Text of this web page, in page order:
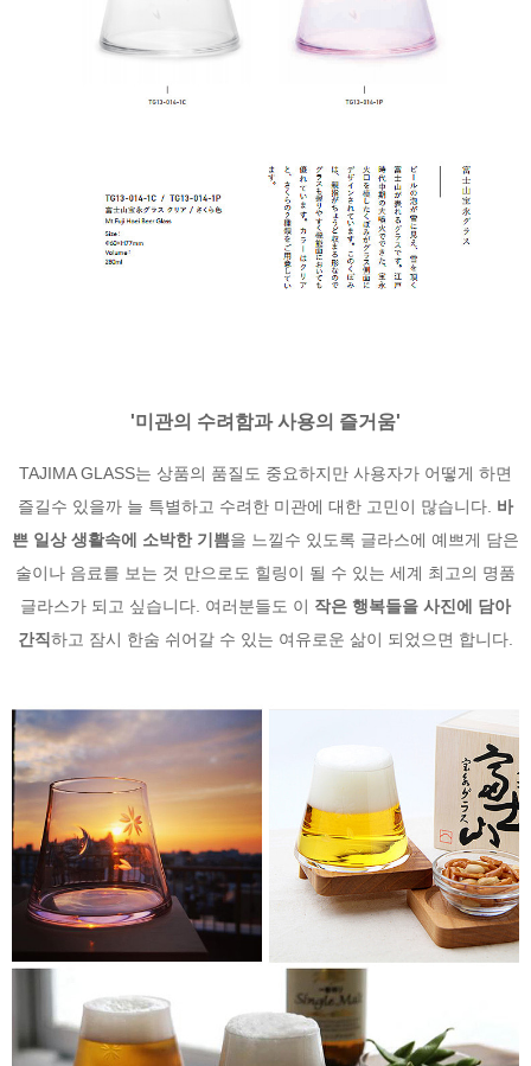
'미관의 수려함과 사용의 즐거움'
TAJIMA GLASS는 상품의 품질도 중요하지만 사용자가 어떻게 하면
즐길수 있을까 늘 특별하고 수려한 미관에 대한 고민이 많습니다. 바
쁜 일상 생활속에 소박한 기쁨을 느낄수 있도록 글라스에 예쁘게 담은
술이나 음료를 보는 것 만으로도 힐링이 될 수 있는 세계 최고의 명품
글라스가 되고 싶습니다. 여러분들도 이 작은 행복들을 사진에 담아
간직하고 잠시 한숨 쉬어갈 수 있는 여유로운 삶이 되었으면 합니다.